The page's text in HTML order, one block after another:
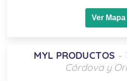
Ver Mapa
MYL PRODUCTOS -
Córdova y